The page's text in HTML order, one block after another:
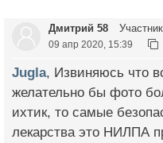
Дмитрий 58 Участник
09 апр 2020, 15:39
Jugla, Извиняюсь что
желательно бы фото
ихтик, то самые
лекарства это НИЛПА